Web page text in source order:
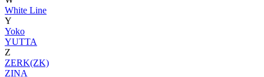
White Line
Y
Yoko
YUTTA
Z
ZERK(ZK)
ZINA